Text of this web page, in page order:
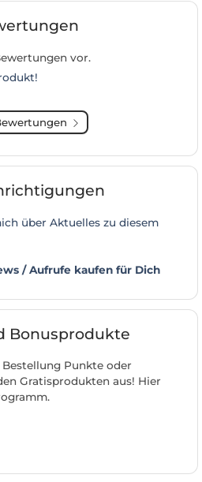
vor.
über Aktuelles zu diesem
/ Aufrufe kaufen für Dich
Bonusprodukte
Punkte oder
Gratisprodukten aus! Hier